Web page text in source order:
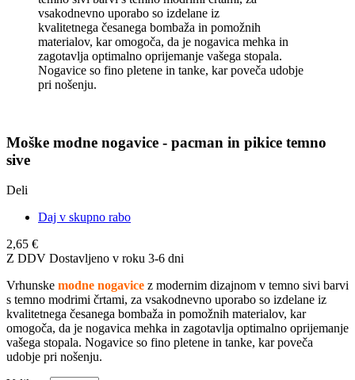
vsakodnevno uporabo so izdelane iz
kvalitetnega česanega bombaža in pomožnih
materialov, kar omogoča, da je nogavica mehka in
zagotavlja optimalno oprijemanje vašega stopala.
Nogavice so fino pletene in tanke, kar poveča udobje
pri nošenju.
Moške modne nogavice - pacman in pikice temno
sive
Deli
Daj v skupno rabo
2,65 €
Z DDV Dostavljeno v roku 3-6 dni
Vrhunske modne nogavice z modernim dizajnom v temno sivi barvi
s temno modrimi črtami, za vsakodnevno uporabo so izdelane iz
kvalitetnega česanega bombaža in pomožnih materialov, kar
omogoča, da je nogavica mehka in zagotavlja optimalno oprijemanje
vašega stopala. Nogavice so fino pletene in tanke, kar poveča
udobje pri nošenju.